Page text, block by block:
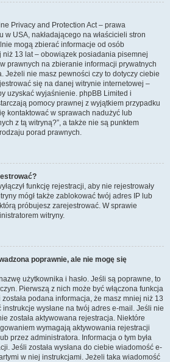
Privacy and Protection Act – prawa
USA, nakładającego na właścicieli stron
mogą zbierać informacje od osób
niż 13 lat – obowiązek posiadania pisemnej
prawnych na zbieranie informacji prywatnych
Jeżeli nie masz pewności czy to dotyczy ciebie
się na danej witrynie internetowej –
uzyskać wyjaśnienie. phpBB Limited i
pomocy prawnej z wyjątkiem przypadku
kontaktować w sprawach nadużyć lub
z tą witryną?”, a także nie są punktem
porad prawnych.
funkcję rejestracji, aby nie rejestrowały
mógł także zablokować twój adres IP lub
próbujesz zarejestrować. W sprawie
witryny.
poprawnie, ale nie mogę się
użytkownika i hasło. Jeśli są poprawne, to
Pierwszą z nich może być włączona funkcja
podana informacja, że masz mniej niż 13
instrukcje wysłane na twój adres e-mail. Jeśli nie
została aktywowana rejestracja. Niektóre
wymagają aktywowania rejestracji
przez administratora. Informacja o tym była
Jeśli została wysłana do ciebie wiadomość e-
w niej instrukcjami. Jeżeli taka wiadomość